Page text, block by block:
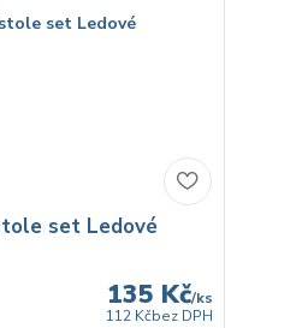
set Ledové
135 Kč/ks
112 Kčbez DPH